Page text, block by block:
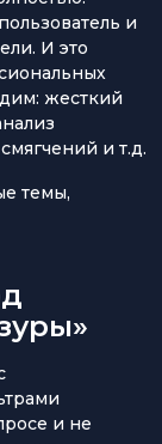
и
И это
жесткий
и т.д.
темы,
и не